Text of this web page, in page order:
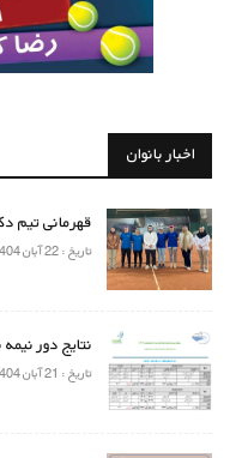
اخبار بانوان
قهرمانی تیم
تاریخ : 22 آبان 1404
نتایج دور
تاریخ : 21 آبان 1404